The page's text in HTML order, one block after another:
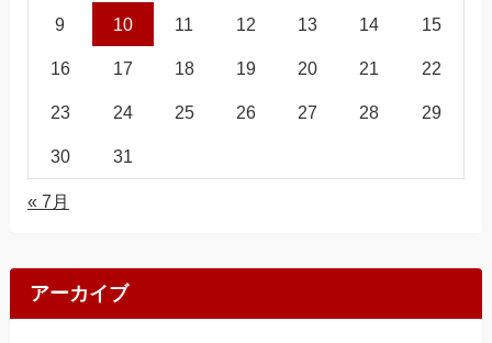
9 10 11 12 13 14 15
16 17 18 19 20 21 22
23 24 25 26 27 28 29
30 31
« 7月
アーカイブ